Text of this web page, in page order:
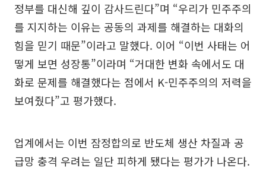
정부를 대신해 깊이 감사드린다”며 “우리가 민주주의
를 지지하는 이유는 공동의 과제를 해결하는 대화의
힘을 믿기 때문”이라고 말했다. 이어 “이번 사태는 어
떻게 보면 성장통”이라며 “거대한 변화 속에서도 대
화로 문제를 해결했다는 점에서 K-민주주의의 저력을
보여줬다”고 평가했다.
업계에서는 이번 잠정합의로 반도체 생산 차질과 공
급망 충격 우려는 일단 피하게 됐다는 평가가 나온다.